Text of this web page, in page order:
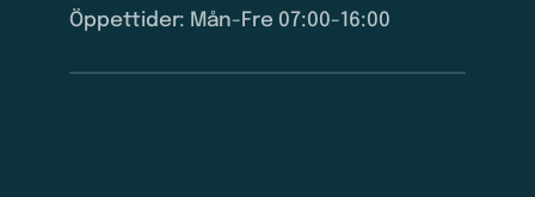
Öppettider: Mån-Fre 07:00-16:00